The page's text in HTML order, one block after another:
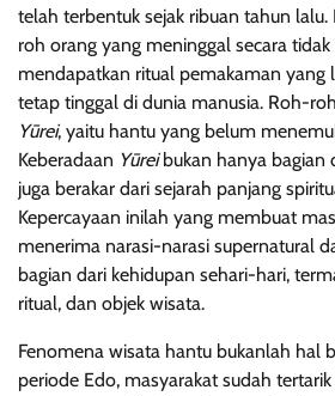
telah terbentuk sejak ribuan tahun
roh orang yang meninggal secara
mendapatkan ritual pemakaman yang
tetap tinggal di dunia manusia. Roh-
Yūrei, yaitu hantu yang belum
Keberadaan Yūrei bukan hanya bagian
juga berakar dari sejarah panjang
Kepercayaan inilah yang membuat
menerima narasi-narasi supernatural
bagian dari kehidupan sehari-hari,
ritual, dan objek wisata.
Fenomena wisata hantu bukanlah hal
periode Edo, masyarakat sudah